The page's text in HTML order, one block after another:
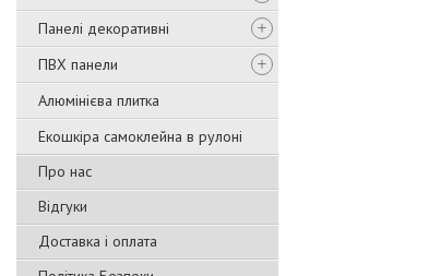
Панелі декоративні
ПВХ панели
Алюмінієва плитка
Екошкіра самоклейна в рулоні
Про нас
Відгуки
Доставка і оплата